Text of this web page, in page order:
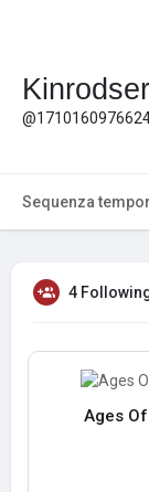
Sequenza
4
Ages Of